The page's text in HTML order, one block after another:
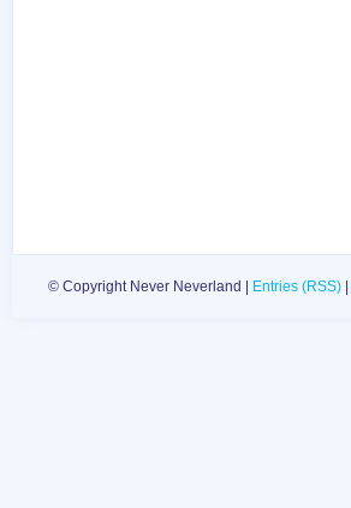
© Copyright Never Neverland | Entries (RSS)